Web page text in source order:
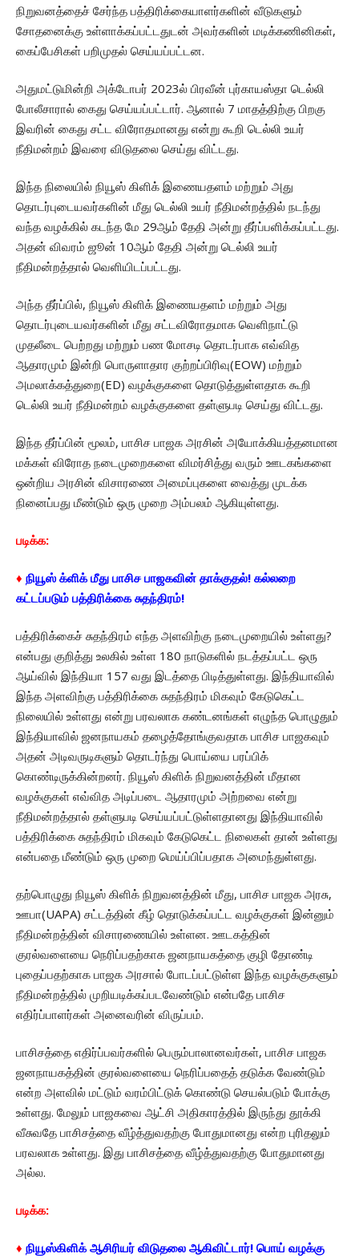
நிறுவனத்தைச் சேர்ந்த பத்திரிக்கையாளர்களின் வீடுகளும்
சோதனைக்கு உள்ளாக்கப்பட்டதுடன் அவர்களின் மடிக்கணினிகள்,
கைப்பேசிகள் பறிமுதல் செய்யப்பட்டன.
அதுமட்டுமின்றி அக்டோபர் 2023ல் பிரவீன் புர்காயஸ்தா டெல்லி
போலீசாரால் கைது செய்யப்பட்டார். ஆனால் 7 மாதத்திற்கு பிறகு
இவரின் கைது சட்ட விரோதமானது என்று கூறி டெல்லி உயர்
நீதிமன்றம் இவரை விடுதலை செய்து விட்டது.
இந்த நிலையில் நியூஸ் கிளிக் இணையதளம் மற்றும் அது
தொடர்புடையவர்களின் மீது டெல்லி உயர் நீதிமன்றத்தில் நடந்து
வந்த வழக்கில் கடந்த மே 29ஆம் தேதி அன்று தீர்ப்பளிக்கப்பட்டது.
அதன் விவரம் ஜூன் 10ஆம் தேதி அன்று டெல்லி உயர்
நீதிமன்றத்தால் வெளியிடப்பட்டது.
அந்த தீர்ப்பில், நியூஸ் கிளிக் இணையதளம் மற்றும் அது
தொடர்புடையவர்களின் மீது சட்டவிரோதமாக வெளிநாட்டு
முதலீடை பெற்றது மற்றும் பண மோசடி தொடர்பாக எவ்வித
ஆதாரமும் இன்றி பொருளாதார குற்றப்பிரிவு(EOW) மற்றும்
அமலாக்கத்துறை(ED) வழக்குகளை தொடுத்துள்ளதாக கூறி
டெல்லி உயர் நீதிமன்றம் வழக்குகளை தள்ளுபடி செய்து விட்டது.
இந்த தீர்ப்பின் மூலம், பாசிச பாஜக அரசின் அயோக்கியத்தனமான
மக்கள் விரோத நடைமுறைகளை விமர்சித்து வரும் ஊடகங்களை
ஒன்றிய அரசின் விசாரணை அமைப்புகளை வைத்து முடக்க
நினைப்பது மீண்டும் ஒரு முறை அம்பலம் ஆகியுள்ளது.
படிக்க:
♦ நியூஸ் க்ளிக் மீது பாசிச பாஜகவின் தாக்குதல்! கல்லறை
கட்டப்படும் பத்திரிக்கை சுதந்திரம்!
பத்திரிக்கைச் சுதந்திரம் எந்த அளவிற்கு நடைமுறையில் உள்ளது?
என்பது குறித்து உலகில் உள்ள 180 நாடுகளில் நடத்தப்பட்ட ஒரு
ஆய்வில் இந்தியா 157 வது இடத்தை பிடித்துள்ளது. இந்தியாவில்
இந்த அளவிற்கு பத்திரிக்கை சுதந்திரம் மிகவும் கேடுகெட்ட
நிலையில் உள்ளது என்று பரவலாக கண்டனங்கள் எழுந்த பொழுதும்
இந்தியாவில் ஜனநாயகம் தழைத்தோங்குவதாக பாசிச பாஜகவும்
அதன் அடிவருடிகளும் தொடர்ந்து பொய்யை பரப்பிக்
கொண்டிருக்கின்றனர். நியூஸ் கிளிக் நிறுவனத்தின் மீதான
வழக்குகள் எவ்வித அடிப்படை ஆதாரமும் அற்றவை என்று
நீதிமன்றத்தால் தள்ளுபடி செய்யப்பட்டுள்ளதானது இந்தியாவில்
பத்திரிக்கை சுதந்திரம் மிகவும் கேடுகெட்ட நிலைகள் தான் உள்ளது
என்பதை மீண்டும் ஒரு முறை மெய்ப்பிப்பதாக அமைந்துள்ளது.
தற்பொழுது நியூஸ் கிளிக் நிறுவனத்தின் மீது, பாசிச பாஜக அரசு,
ஊபா(UAPA) சட்டத்தின் கீழ் தொடுக்கப்பட்ட வழக்குகள் இன்னும்
நீதிமன்றத்தின் விசாரணையில் உள்ளன. ஊடகத்தின்
குரல்வளையை நெரிப்பதற்காக ஜனநாயகத்தை குழி தோண்டி
புதைப்பதற்காக பாஜக அரசால் போடப்பட்டுள்ள இந்த வழக்குகளும்
நீதிமன்றத்தில் முறியடிக்கப்படவேண்டும் என்பதே பாசிச
எதிர்ப்பாளர்கள் அனைவரின் விருப்பம்.
பாசிசத்தை எதிர்ப்பவர்களில் பெரும்பாலானவர்கள், பாசிச பாஜக
ஜனநாயகத்தின் குரல்வளையை நெரிப்பதைத் தடுக்க வேண்டும்
என்ற அளவில் மட்டும் வரம்பிட்டுக் கொண்டு செயல்படும் போக்கு
உள்ளது. மேலும் பாஜகவை ஆட்சி அதிகாரத்தில் இருந்து தூக்கி
வீசுவதே பாசிசத்தை வீழ்த்துவதற்கு போதுமானது என்ற புரிதலும்
பரவலாக உள்ளது. இது பாசிசத்தை வீழ்த்துவதற்கு போதுமானது
அல்ல.
படிக்க:
♦ நியூஸ்கிளிக் ஆசிரியர் விடுதலை ஆகிவிட்டார்! பொய் வழக்கு